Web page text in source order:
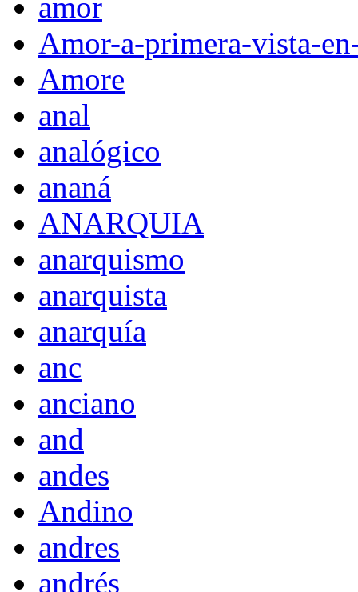
amor
Amor-a-primera-vista-
Amore
anal
analógico
ananá
ANARQUIA
anarquismo
anarquista
anarquía
anc
anciano
and
andes
Andino
andres
andrés